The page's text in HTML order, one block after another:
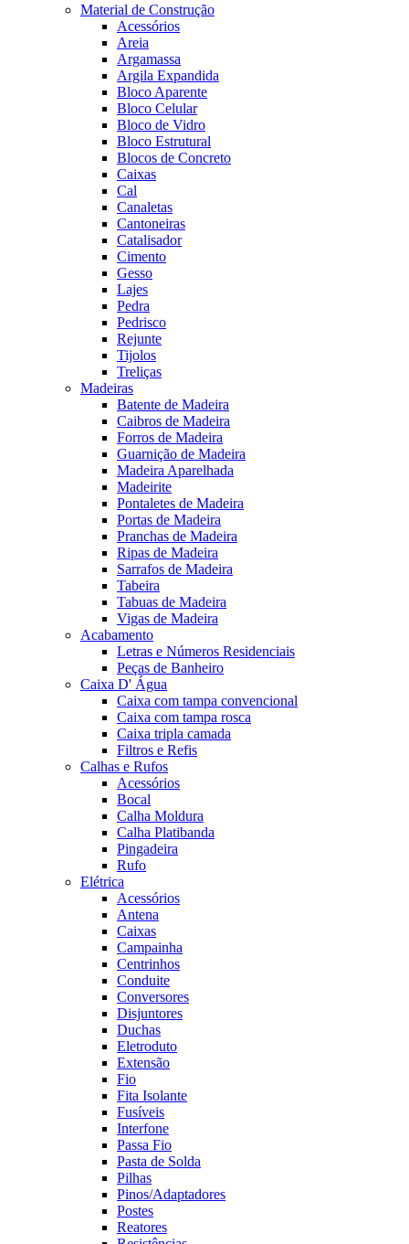
Material de Construção
Acessórios
Areia
Argamassa
Argila Expandida
Bloco Aparente
Bloco Celular
Bloco de Vidro
Bloco Estrutural
Blocos de Concreto
Caixas
Cal
Canaletas
Cantoneiras
Catalisador
Cimento
Gesso
Lajes
Pedra
Pedrisco
Rejunte
Tijolos
Treliças
Madeiras
Batente de Madeira
Caibros de Madeira
Forros de Madeira
Guarnição de Madeira
Madeira Aparelhada
Madeirite
Pontaletes de Madeira
Portas de Madeira
Pranchas de Madeira
Ripas de Madeira
Sarrafos de Madeira
Tabeira
Tabuas de Madeira
Vigas de Madeira
Acabamento
Letras e Números Residenciais
Peças de Banheiro
Caixa D' Água
Caixa com tampa convencional
Caixa com tampa rosca
Caixa tripla camada
Filtros e Refis
Calhas e Rufos
Acessórios
Bocal
Calha Moldura
Calha Platibanda
Pingadeira
Rufo
Elétrica
Acessórios
Antena
Caixas
Campainha
Centrinhos
Conduite
Conversores
Disjuntores
Duchas
Eletroduto
Extensão
Fio
Fita Isolante
Fusíveis
Interfone
Passa Fio
Pasta de Solda
Pilhas
Pinos/Adaptadores
Postes
Reatores